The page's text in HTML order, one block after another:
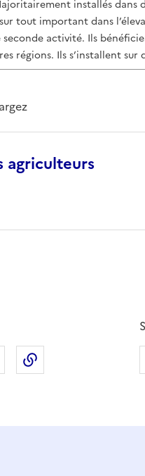
installés dans
tout important dans
seconde activité. Ils
régions. Ils s’installent sur
agriculteurs
(anciennement Twitter)
sur LinkedIn
Partager par email
Copier dans le